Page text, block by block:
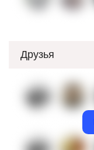
Друзья